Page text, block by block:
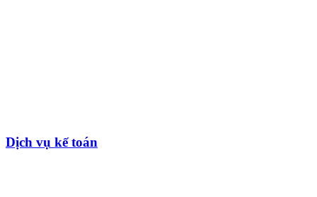
Dịch vụ kế toán